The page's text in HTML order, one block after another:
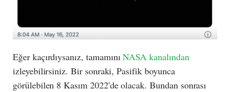
Eğer kaçırdıysanız, tamamınıNASA kanalından
izleyebilirsiniz.Bir sonraki, Pasifik boyunca
görülebilen 8 Kasım 2022'de olacak. Bundan sonrası